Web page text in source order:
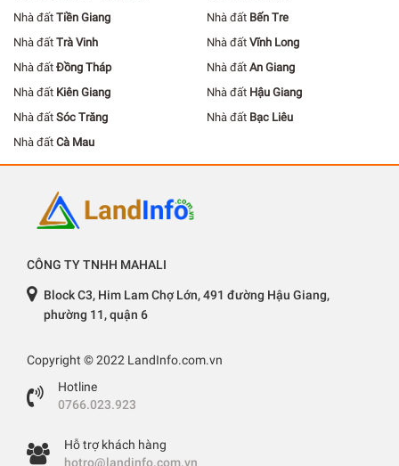
Nhà đất Tiền Giang Nhà đất Bến Tre
Nhà đất Trà Vinh Nhà đất Vĩnh Long
Nhà đất Đồng Tháp Nhà đất An Giang
Nhà đất Kiên Giang Nhà đất Hậu Giang
Nhà đất Sóc Trăng Nhà đất Bạc Liêu
Nhà đất Cà Mau
CÔNG TY TNHH MAHALI
Block C3, Him Lam Chợ Lớn, 491 đường Hậu Giang,
phường 11, quận 6
Copyright © 2022 LandInfo.com.vn
Hotline
0766.023.923
Hỗ trợ khách hàng
hotro@landinfo.com.vn